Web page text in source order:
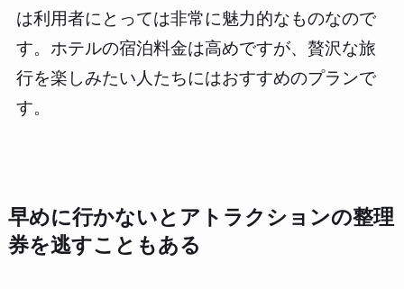
は利用者にとっては非常に魅力的なものなので
す。ホテルの宿泊料金は高めですが、贅沢な旅
行を楽しみたい人たちにはおすすめのプランで
す。
早めに行かないとアトラクションの整理
券を逃すこともある